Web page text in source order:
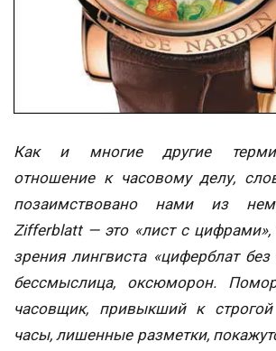
Как и многие другие
отношение к часовому делу,
позаимствовано нами из
Zifferblatt — это «лист с цифрами»,
зрения лингвиста «циферблат
бессмыслица, оксюморон.
часовщик, привыкший к
часы, лишенные разметки,